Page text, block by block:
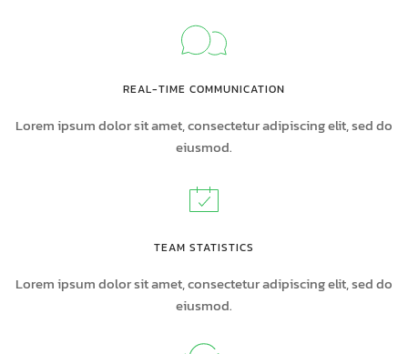
REAL-TIME COMMUNICATION
Lorem ipsum dolor sit amet, consectetur adipiscing elit, sed do
eiusmod.
TEAM STATISTICS
Lorem ipsum dolor sit amet, consectetur adipiscing elit, sed do
eiusmod.